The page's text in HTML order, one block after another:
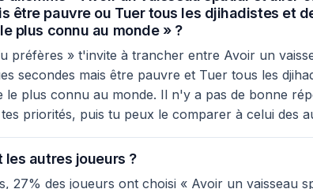
être pauvre ou Tuer tous les djihadistes et
plus connu au monde » ?
préfères » t'invite à trancher entre Avoir un
secondes mais être pauvre et Tuer tous les
le plus connu au monde. Il n'y a pas de bonne
priorités, puis tu peux le comparer à celui des
les autres joueurs ?
27% des joueurs ont choisi « Avoir un vaisseau